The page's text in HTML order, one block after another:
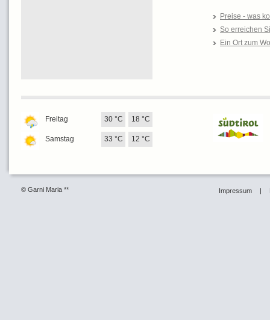
Preise - was
So erreichen
Ein Ort zum
Freitag 18 °C
30 °C
Samstag 12 °C
33 °C
© Garni Maria ** Impressum |